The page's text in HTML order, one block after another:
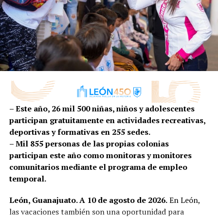
Por parte del personal de Bomberos, se atendieron 227
incendios menores, principalmente en pastizales y un
total de 17 incendios mayores, entre estos en casa
habitación, bodegas y comercios.
Se reportaron y dio atención a 28 fugas de gas y fueron
retirados 15 enjambres de abejas sin su extinción.
Mientras que, de manera coordinada entre Bomberos y
Protección Civil se atendieron 925 servicios de
emergencia prehospitalaria.
Por su parte, personal de Protección Civil realizó 15
inspecciones en las estructuras de viviendas para
mitigar riesgo a la ciudadanía.
Durante esta semana, se emitieron 95 vistos buenos a
empresas de diversos giros, luego de comprobar que
cuentan con su plan interno de protección civil.
– Este año, 26 mil 500 niñas, niños y adolescentes
participan gratuitamente en actividades recreativas,
deportivas y formativas en 255 sedes.
– Mil 855 personas de las propias colonias
participan este año como monitoras y monitores
comunitarios mediante el programa de empleo
temporal.
León, Guanajuato. A 10 de agosto de 2026.En León,
las vacaciones también son una oportunidad para